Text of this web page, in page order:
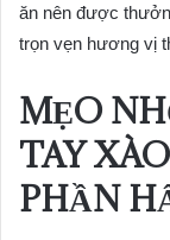
ăn nên được
trọn vẹn hương vị
MẸO
TAY
PHẦN